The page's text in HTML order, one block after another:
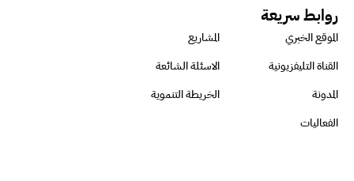
روابط سريعة
الموقع الخبري
المشاريع
القناة التليفزيونية
الاسئلة الشائعة
المدونة
الخريطة التنموية
الفعاليات